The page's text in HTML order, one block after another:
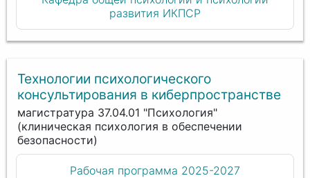
развития ИКПСР
Технологии психологического
консультирования в киберпространстве
магистратура 37.04.01 "Психология"
(клиническая психология в обеспечении
безопасности)
Рабочая программа 2025-2027